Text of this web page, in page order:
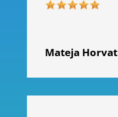
Mateja Horvat